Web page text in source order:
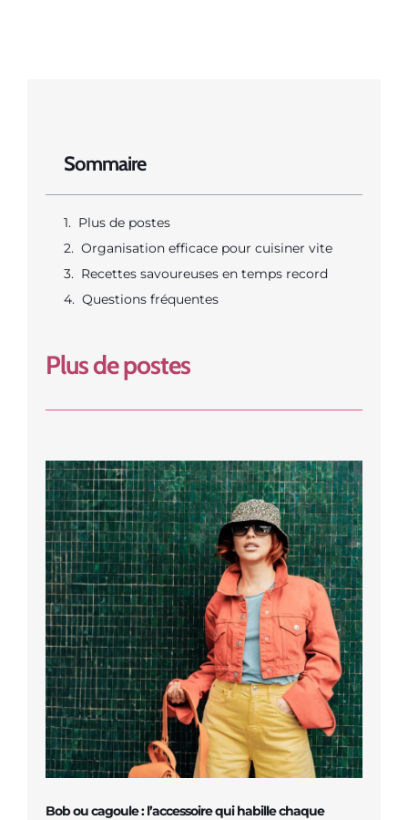
Sommaire
Plus de postes
Organisation efficace pour cuisiner vite
Recettes savoureuses en temps record
Questions fréquentes
Plus de postes
Bob ou cagoule : l’accessoire qui habille chaque